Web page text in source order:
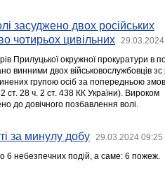
засуджено двох російських
чотирьох цивільних
Прилуцької окружної прокуратури в
винними двох військовослужбовців
групою осіб за попередньою
28 ч. 2 ст. 438 КК України). Вироком
до довічного позбавлення волі.
за минулу добу 29.03.2024 09:25
6 небезпечних подій, а саме: 6 пожеж.